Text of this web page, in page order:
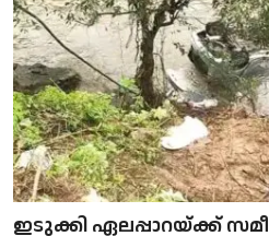
ഇടുക്കി ഏലപ്പാറയ്ക്ക്